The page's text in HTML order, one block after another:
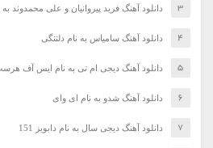
دانلود آهنگ فرید پیروانیان و علی محمدوند
دانلود آهنگ سامیاس به نام دلتنگی
دانلود آهنگ دیجی ام تی به نام ایس آف
دانلود آهنگ شدو به نام ای وای
دانلود آهنگ دیجی سال به نام دابویز 151